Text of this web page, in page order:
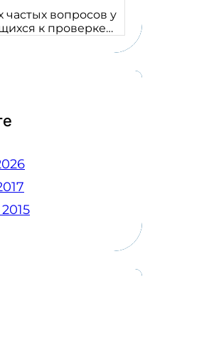
вопросов у
к проверке…